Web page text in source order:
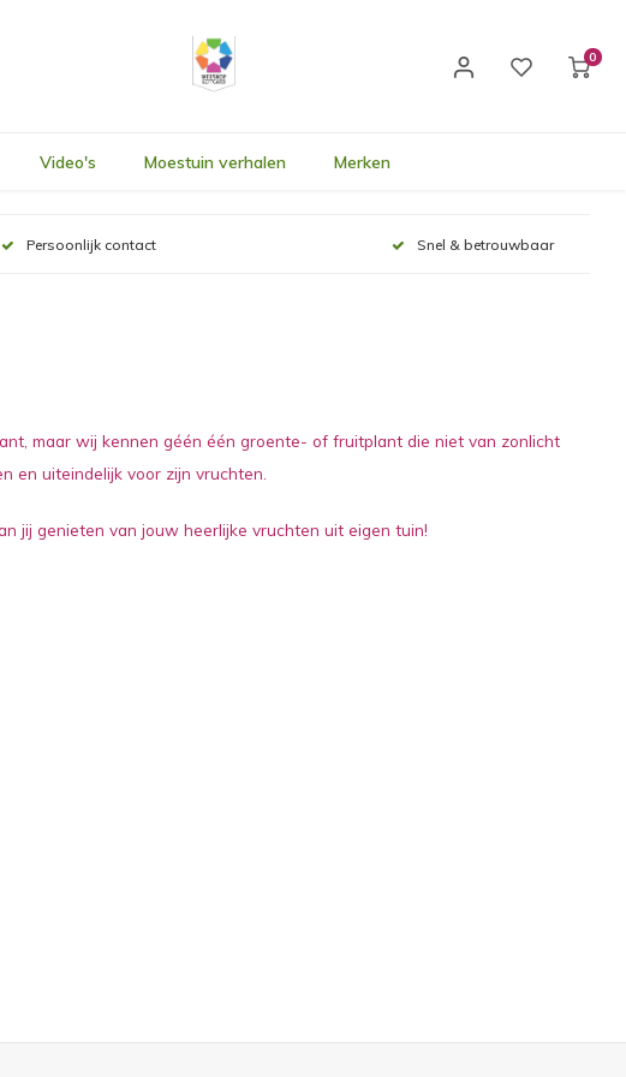
0
Video's Moestuin verhalen Merken
Persoonlijk contact Snel & betrouwbaar
maar wij kennen géén één groente- of fruitplant die niet van zonlicht
en uiteindelijk voor zijn vruchten.
jij genieten van jouw heerlijke vruchten uit eigen tuin!